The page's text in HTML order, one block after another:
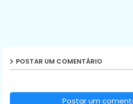
POSTAR UM COMENTÁRIO
Postar um